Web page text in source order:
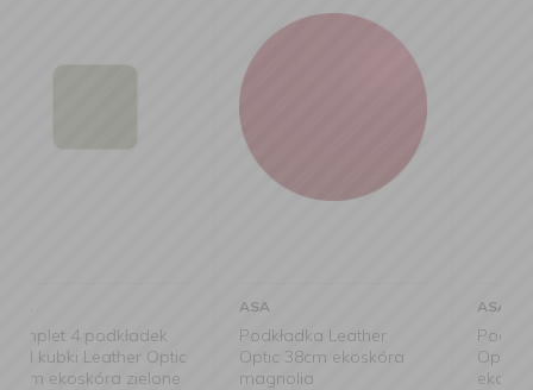
Podkładka Leather
Optic 38cm ekoskóra
magnolia
Podkładka Leather
Optic 46x33cm
ekoskóra granatowa